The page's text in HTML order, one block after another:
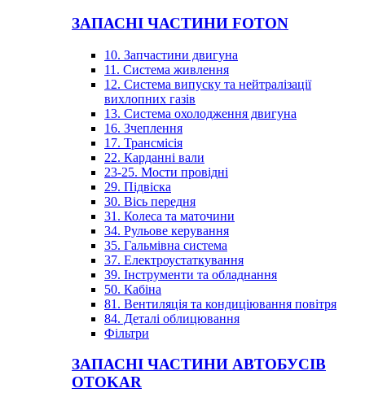
ЗАПАСНІ ЧАСТИНИ FOTON
10. Запчастини двигуна
11. Система живлення
12. Система випуску та нейтралізації
вихлопних газів
13. Система охолодження двигуна
16. Зчеплення
17. Трансмісія
22. Карданні вали
23-25. Мости провідні
29. Підвіска
30. Вісь передня
31. Колеса та маточини
34. Рульове керування
35. Гальмівна система
37. Електроустаткування
39. Інструменти та обладнання
50. Кабіна
81. Вентиляція та кондиціювання повітря
84. Деталі облицювання
Фільтри
ЗАПАСНІ ЧАСТИНИ АВТОБУСІВ
OTOKAR